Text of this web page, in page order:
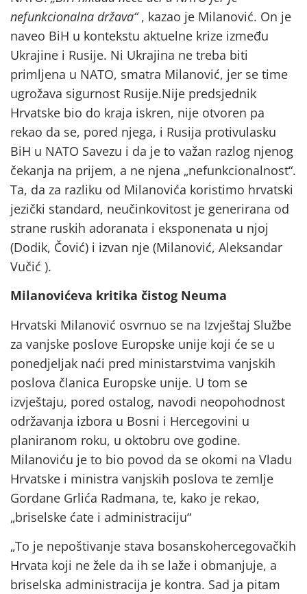
nefunkcionalna država“, kazao je Milanović. On je
naveo BiH u kontekstu aktuelne krize između
Ukrajine i Rusije. Ni Ukrajina ne treba biti
primljena u NATO, smatra Milanović, jer se time
ugrožava sigurnost Rusije.Nije predsjednik
Hrvatske bio do kraja iskren, nije otvoren pa
rekao da se, pored njega, i Rusija protivulasku
BiH u NATO Savezu i da je to važan razlog njenog
čekanja na prijem, a ne njena „nefunkcionalnost“.
Ta, da za razliku od Milanovića koristimo hrvatski
jezički standard, neučinkovitost je generirana od
strane ruskih adoranata i eksponenata u njoj
(Dodik, Čović) i izvan nje (Milanović, Aleksandar
Vučić ).
Milanovićeva kritika čistog Neuma
Hrvatski Milanović osvrnuo se na Izvještaj Službe
za vanjske poslove Europske unije koji će se u
ponedjeljak naći pred ministarstvima vanjskih
poslova članica Europske unije. U tom se
izvještaju, pored ostalog, navodi neopohodnost
održavanja izbora u Bosni i Hercegovini u
planiranom roku, u oktobru ove godine.
Milanoviću je to bio povod da se okomi na Vladu
Hrvatske i ministra vanjskih poslova te zemlje
Gordane Grlića Radmana, te, kako je rekao,
„briselske ćate i administraciju“
„To je nepoštivanje stava bosanskohercegovačkih
Hrvata koji ne žele da ih se laže i obmanjuje, a
briselska administracija je kontra. Sad ja pitam